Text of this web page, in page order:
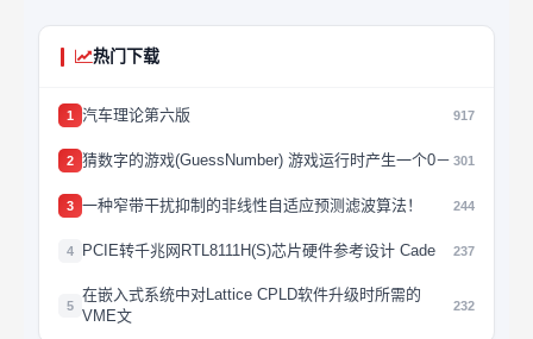
热门下载
1 汽车理论第六版 917
2 猜数字的游戏(GuessNumber) 游戏运行时产生一个0－ 301
3 一种窄带干扰抑制的非线性自适应预测滤波算法！ 244
4 PCIE转千兆网RTL8111H(S)芯片硬件参考设计 Cade 237
5
在嵌入式系统中对Lattice CPLD软件升级时所需的
VME文
232